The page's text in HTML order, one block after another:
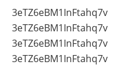
3eTZ6eBM1InFtahq7v
3eTZ6eBM1InFtahq7v
3eTZ6eBM1InFtahq7v
3eTZ6eBM1InFtahq7v